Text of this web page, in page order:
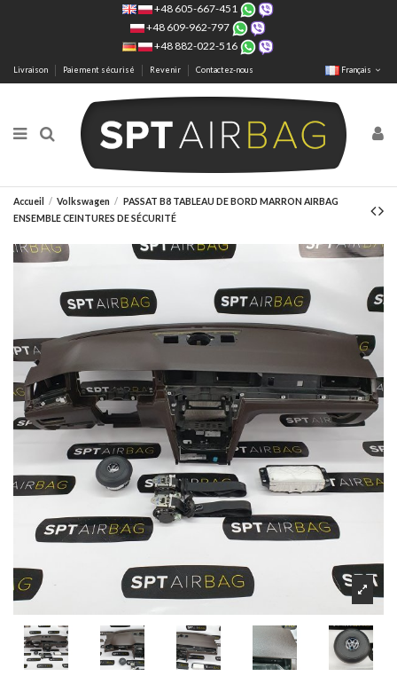
+48 605-667-451
+48 609-962-797
+48 882-022-516
Livraison Paiement sécurisé Revenir Contactez-nous Français
Accueil Volkswagen
PASSAT B8 TABLEAU DE BORD MARRON AIRBAG
ENSEMBLE CEINTURES DE SÉCURITÉ